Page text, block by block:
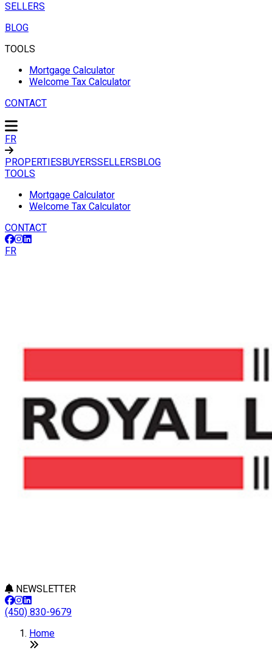
SELLERS
BLOG
TOOLS
Mortgage Calculator
Welcome Tax Calculator
CONTACT
FR
PROPERTIESBUYERSSELLERSBLOG
TOOLS
Mortgage Calculator
Welcome Tax Calculator
CONTACT
FR
NEWSLETTER
(450) 830-9679
Home